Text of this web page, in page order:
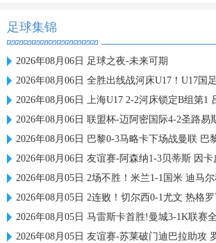
足球集锦
2026年08月06日 足球之夜-未来可期
2026年08月06日 全胜出线战河床U17！U17国足2-1十人药厂
2026年08月06日 上海U17 2-2河床锁定B组第1 吕孟洋点射阿
2026年08月06日 联盟杯-迈阿密国际4-2圣路易斯 梅
2026年08月06日 巴黎0-3马略卡下场战曼联 巴黎全场
2026年08月06日 友谊赛-阿森纳1-3贝蒂斯 因卡皮耶破门
2026年08月05日 2场不胜！米兰1-1国米 迪马尔科破门 恩昆
2026年08月05日 2连败！切尔西0-1尤文 热格罗瓦世界波制
2026年08月05日 马雷斯卡首胜!曼城3-1K联赛全明星 赖因德
2026年08月05日 友谊赛-苏莱破门迪巴拉助攻